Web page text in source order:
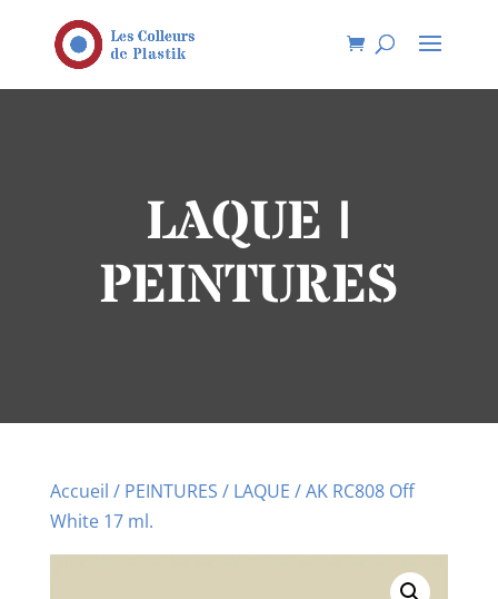
LAQUE |
PEINTURES
Accueil / PEINTURES / LAQUE / AK RC808 Off
White 17 ml.